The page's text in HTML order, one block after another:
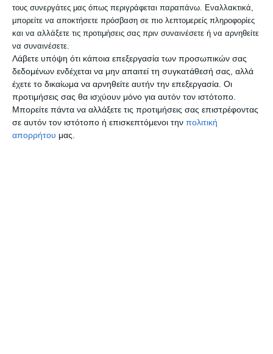
τους συνεργάτες μας όπως περιγράφεται παραπάνω. Εναλλακτικά,
μπορείτε να αποκτήσετε πρόσβαση σε πιο λεπτομερείς πληροφορίες
και να αλλάξετε τις προτιμήσεις σας πριν συναινέσετε ή να αρνηθείτε
να συναινέσετε.
Λάβετε υπόψη ότι κάποια επεξεργασία των προσωπικών σας
δεδομένων ενδέχεται να μην απαιτεί τη συγκατάθεσή σας, αλλά
έχετε το δικαίωμα να αρνηθείτε αυτήν την επεξεργασία. Οι
προτιμήσεις σας θα ισχύουν μόνο για αυτόν τον ιστότοπο.
Μπορείτε πάντα να αλλάξετε τις προτιμήσεις σας επιστρέφοντας
σε αυτόν τον ιστότοπο ή επισκεπτόμενοι την πολιτική
απορρήτου μας.
Το αναπλασμένο γήπεδο 5×5
εγκαινιάστηκε από τον Δήμαρχο
Θεσσαλονίκης Στέλιο Αγγελούδη και
αποτελεί έναν ανοιχτό και προσβάσιμο
χώρο άθλησης για τα παιδιά, τους νέους
αλλά και όλους τους κατοίκους της
Τριανδρίας, προσφέροντας τη δυνατότητα